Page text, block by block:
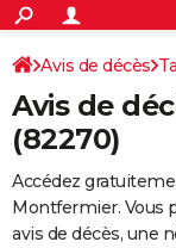
ACTUALITÉS
Politique
Société
Faits Divers
Education
Monde
Villes
+
SPORT
Coupe du monde
Football
Tennis
Cyclisme
Rugby
Forum
FINANCE
Retraite
Impôts
Epargne
Immobilier
Risques naturels par
Banque
Assurance
Crédit
Avis de décès
Avis de
(82270)
Accédez
Montfermier. Vous
avis de décès, une